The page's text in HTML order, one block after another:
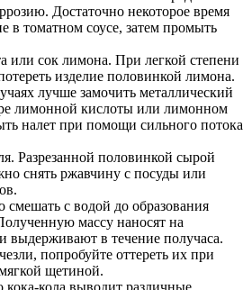
Достаточно некоторое время
в томатном соусе, затем промыть
или сок лимона. При легкой степени
изделие половинкой лимона.
лучше замочить металлический
лимонной кислоты или лимонном
налет при помощи сильного потока
Разрезанной половинкой сырой
снять ржавчину с посуды или
с водой до образования
массу наносят на
выдерживают в течение получаса.
попробуйте оттереть их при
щетиной.